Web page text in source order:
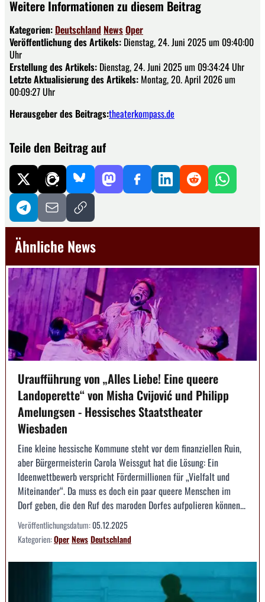
Weitere Informationen zu diesem Beitrag
Kategorien: Deutschland NewsOper
Veröffentlichung des Artikels: Dienstag, 24. Juni 2025 um 09:40:00
Uhr
Erstellung des Artikels: Dienstag, 24. Juni 2025 um 09:34:24 Uhr
Letzte Aktualisierung des Artikels: Montag, 20. April 2026 um
00:09:27 Uhr
Herausgeber des Beitrags:theaterkompass.de
Teile den Beitrag auf
Ähnliche News
Uraufführung von „Alles Liebe! Eine queere
Landoperette“ von Misha Cvijović und Philipp
Amelungsen - Hessisches Staatstheater
Wiesbaden
Eine kleine hessische Kommune steht vor dem finanziellen Ruin,
aber Bürgermeisterin Carola Weissgut hat die Lösung: Ein
Ideenwettbewerb verspricht Fördermillionen für „Vielfalt und
Miteinander“. Da muss es doch ein paar queere Menschen im
Dorf geben, die den Ruf des maroden Dorfes aufpolieren können...
Veröffentlichungsdatum:05.12.2025
Kategorien:OperNewsDeutschland